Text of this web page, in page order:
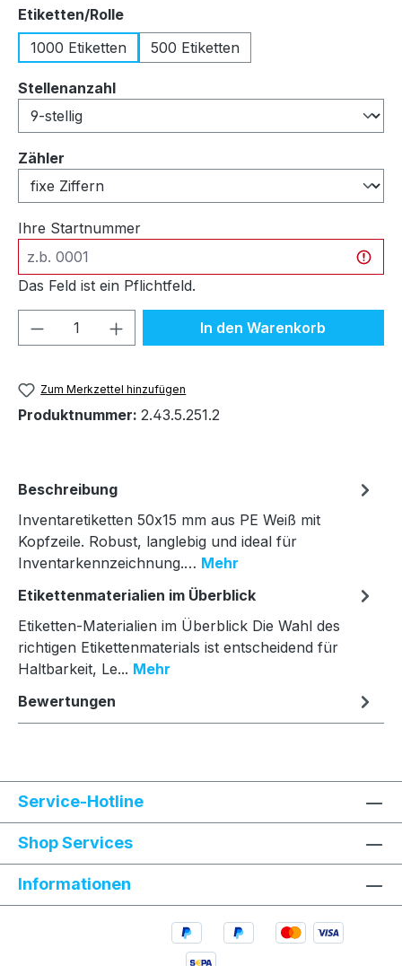
Etiketten/Rolleauswählen
1000 Etiketten
500 Etiketten
Stellenanzahlauswählen
Zähler
Ihre Startnummer
Das Feld ist ein Pflichtfeld.
Produkt Anzahl: Gib denIn den Warenkorb
Zum Merkzettel hinzufügen
Produktnummer: 2.43.5.251.2
Beschreibung
Inventaretiketten 50x15 mm aus PE Weiß mit
Kopfzeile. Robust, langlebig und ideal für
Inventarkennzeichnung.… Mehr
Etikettenmaterialien im Überblick
Etiketten-Materialien im Überblick Die Wahl des
richtigen Etikettenmaterials ist entscheidend für
Haltbarkeit, Le... Mehr
Bewertungen
Service-Hotline
Shop Services
Informationen